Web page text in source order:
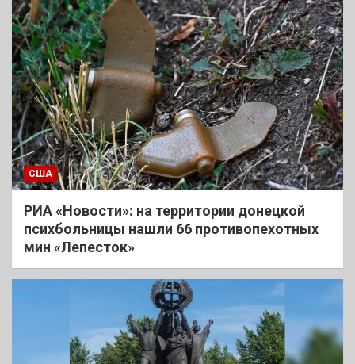
США
РИА «Новости»: на территории донецкой
психбольницы нашли 66 противопехотных
мин «Лепесток»